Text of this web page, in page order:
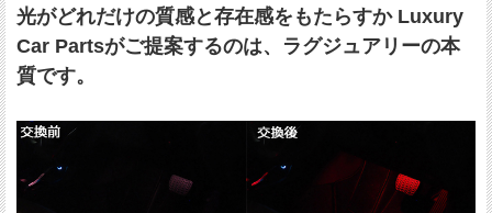
光がどれだけの質感と存在感をもたらすか Luxury
Car Partsがご提案するのは、ラグジュアリーの本
質です。